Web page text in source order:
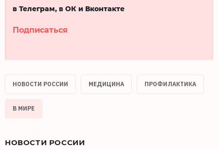
в Телеграм, в ОК и Вконтакте
Подписаться
НОВОСТИ РОССИИ МЕДИЦИНА ПРОФИЛАКТИКА
В МИРЕ
НОВОСТИ РОССИИ